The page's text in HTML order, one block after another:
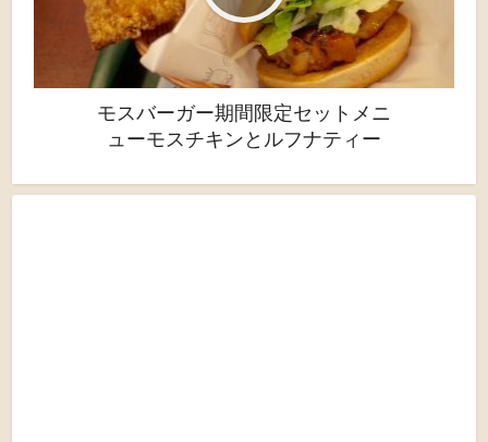
モスバーガー期間限定セットメニ
ューモスチキンとルフナティー